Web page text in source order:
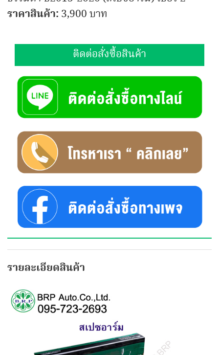
ราคาสินค้า: 3,900 บาท
ติดต่อสั่งซื้อสินค้า
รายละเอียดสินค้า